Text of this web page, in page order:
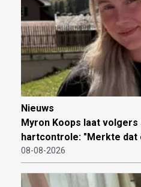
Nieuws
Myron Koops laat
hartcontrole: "Merkte
08-08-2026